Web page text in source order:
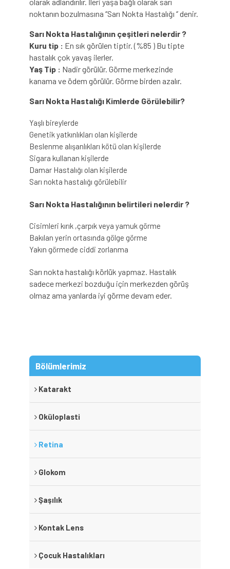
noktanın bozulmasına ‘’Sarı Nokta Hastalığı ‘’ denir.
Sarı Nokta Hastalığının çeşitleri nelerdir ?
Kuru tip : En sık görülen tiptir. (%85 ) Bu tipte
hastalık çok yavaş ilerler.
Yaş Tip : Nadir görülür. Görme merkezinde
kanama ve ödem görülür. Görme birden azalır.
Sarı Nokta Hastalığı Kimlerde Görülebilir?
Yaşlı bireylerde
Genetik yatkınlıkları olan kişilerde
Beslenme alışanlıkları kötü olan kişilerde
Sigara kullanan kişilerde
Damar Hastalığı olan kişilerde
Sarı nokta hastalığı görülebilir
Sarı Nokta Hastalığının belirtileri nelerdir ?
Cisimleri kırık ,çarpık veya yamuk görme
Bakılan yerin ortasında gölge görme
Yakın görmede ciddi zorlanma
Sarı nokta hastalığı körlük yapmaz. Hastalık
sadece merkezi bozduğu için merkezden görüş
olmaz ama yanlarda iyi görme devam eder.
Bölümlerimiz
Katarakt
Oküloplasti
Retina
Glokom
Şaşılık
Kontak Lens
Çocuk Hastalıkları